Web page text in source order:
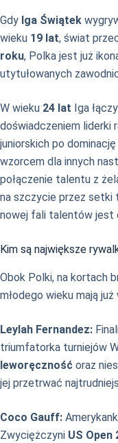
Gdy Iga Świątek
wieku 19 lat, świat
roku, Polka jest już
utytułowanych
W wieku 24 lat Iga
doświadczeniem liderki
juniorskich po
wzorcem dla innych
połączenie talentu z
na szczycie przez setki
nowej fali talentów jest
Kim są największe
Obok Polki, na kortach
młodego wieku mają
Leylah Fernandez:
triumfatorka turniejów
leworęczność oraz
jej przetrwać
Coco Gauff:
Zwyciężczyni US Open